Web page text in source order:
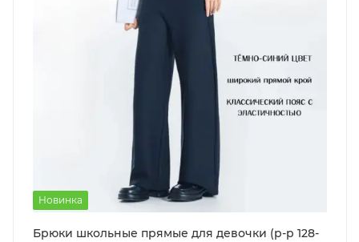
Новинка
Брюки школьные прямые для девочки (р-р 128-